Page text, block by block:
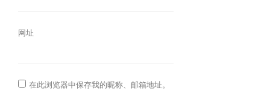
网址
在此浏览器中保存我的昵称、邮箱地址。